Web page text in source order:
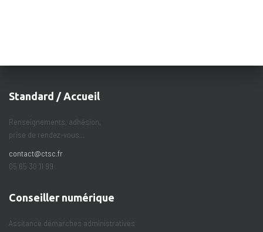
Standard / Accueil
Renseignements, adhésion,
prise de rendez-vous...
contact@ctsc.fr
05 65 30 11 99
Conseiller numérique
Assitance démarches administratives